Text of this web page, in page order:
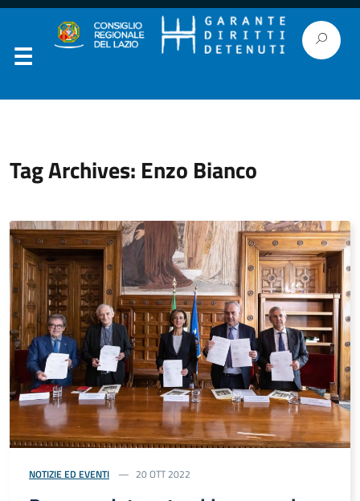
Tag Archives: Enzo Bianco
NOTIZIE ED EVENTI 20 OTT 2022